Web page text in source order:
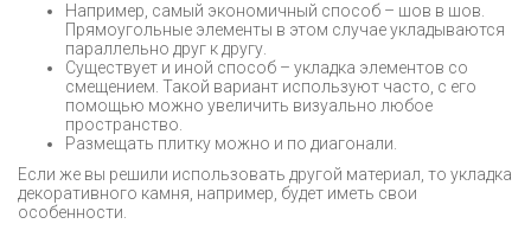
Например, самый экономичный способ – шов в шов.
Прямоугольные элементы в этом случае укладываются
параллельно друг к другу.
Существует и иной способ – укладка элементов со
смещением. Такой вариант используют часто, с его
помощью можно увеличить визуально любое
пространство.
Размещать плитку можно и по диагонали.
Если же вы решили использовать другой материал, то укладка
декоративного камня, например, будет иметь свои
особенности.